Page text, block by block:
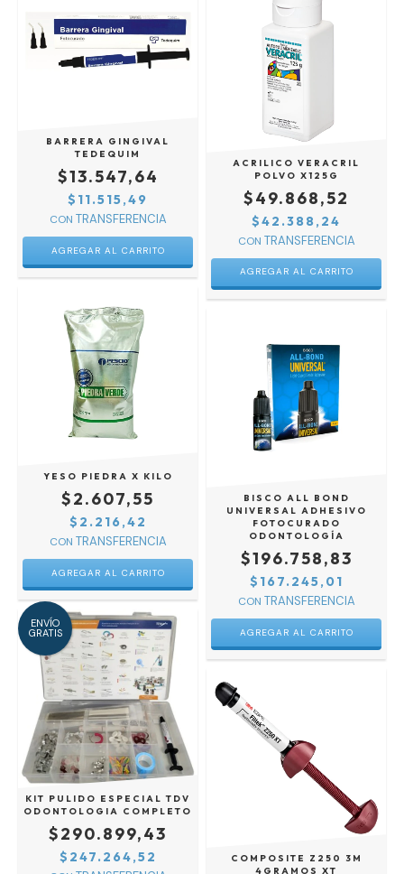
BARRERA GINGIVAL
TEDEQUIM
$13.547,64
$11.515,49
CON
ACRILICO VERACRIL
POLVO X125G
$49.868,52
$42.388,24
CON
AGREGAR AL CARRITO
YESO PIEDRA X KILO
$2.607,55
$2.216,42
CON
BISCO ALL BOND
UNIVERSAL ADHESIVO
FOTOCURADO
ODONTOLOGÍA
$196.758,83
$167.245,01
CON
ENVÍO
GRATIS
KIT PULIDO ESPECIAL TDV
ODONTOLOGIA COMPLETO
$290.899,43
$247.264,52
COMPOSITE Z250 3M
4GRAMOS XT